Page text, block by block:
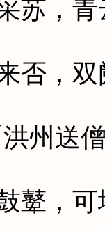
，青
，双
州送僧
，可